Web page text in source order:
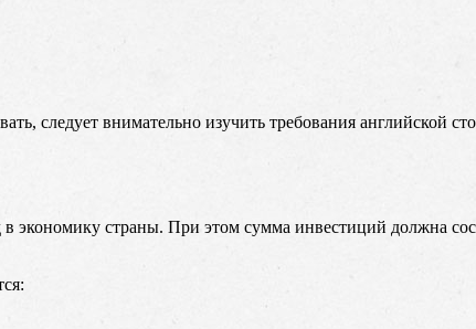
следует внимательно изучить требования английской
экономику страны. При этом сумма инвестиций должна